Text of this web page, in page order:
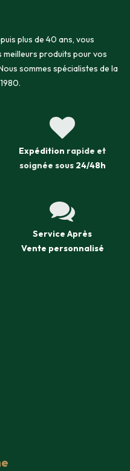
plus de 40 ans, vous
produits pour vos
sommes spécialistes de la
Expédition rapide et
soignée sous 24/48h
Service Après
Vente personnalisé